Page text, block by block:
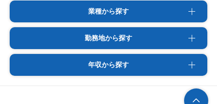
業種から探す
勤務地から探す
年収から探す